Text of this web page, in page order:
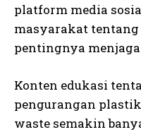
platform media
masyarakat tentang
pentingnya
Konten edukasi
pengurangan
waste semakin